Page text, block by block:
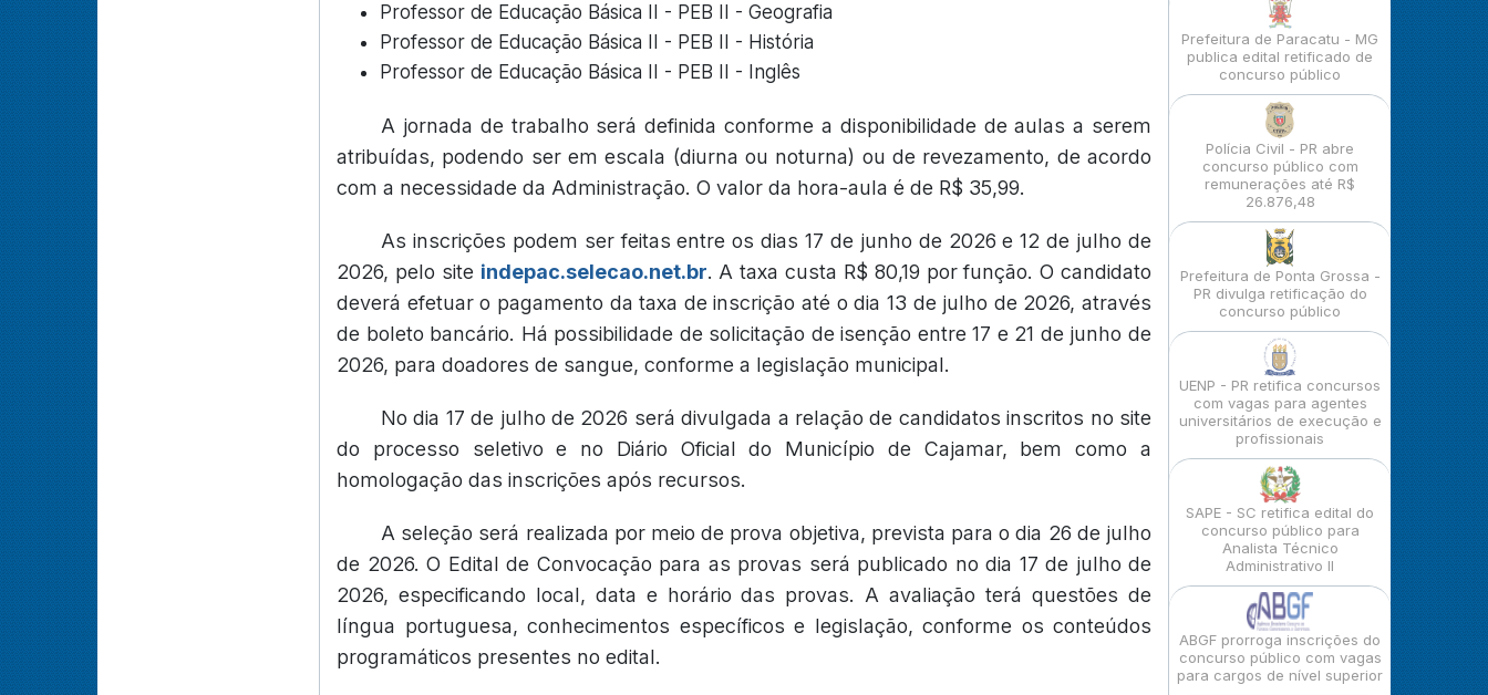
Professor de Educação Básica II - PEB II - Geografia
Professor de Educação Básica II - PEB II - História
Professor de Educação Básica II - PEB II - Inglês
A jornada de trabalho será definida conforme a disponibilidade de aulas a serem
atribuídas, podendo ser em escala (diurna ou noturna) ou de revezamento, de acordo
com a necessidade da Administração. O valor da hora-aula é de R$ 35,99.
As inscrições podem ser feitas entre os dias 17 de junho de 2026 e 12 de julho de
2026, pelo site indepac.selecao.net.br. A taxa custa R$ 80,19 por função. O candidato
deverá efetuar o pagamento da taxa de inscrição até o dia 13 de julho de 2026, através
de boleto bancário. Há possibilidade de solicitação de isenção entre 17 e 21 de junho de
2026, para doadores de sangue, conforme a legislação municipal.
No dia 17 de julho de 2026 será divulgada a relação de candidatos inscritos no site
do processo seletivo e no Diário Oficial do Município de Cajamar, bem como a
homologação das inscrições após recursos.
A seleção será realizada por meio de prova objetiva, prevista para o dia 26 de julho
de 2026. O Edital de Convocação para as provas será publicado no dia 17 de julho de
2026, especificando local, data e horário das provas. A avaliação terá questões de
língua portuguesa, conhecimentos específicos e legislação, conforme os conteúdos
programáticos presentes no edital.
Prefeitura de Paracatu - MG
publica edital retificado de
concurso público
Polícia Civil - PR abre
concurso público com
remunerações até R$
26.876,48
Prefeitura de Ponta Grossa -
PR divulga retificação do
concurso público
UENP - PR retifica concursos
com vagas para agentes
universitários de execução e
profissionais
SAPE - SC retifica edital do
concurso público para
Analista Técnico
Administrativo II
ABGF prorroga inscrições do
concurso público com vagas
para cargos de nível superior